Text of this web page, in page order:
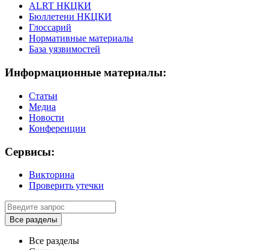
ALRT НКЦКИ
Бюллетени НКЦКИ
Глоссарий
Нормативные материалы
База уязвимостей
Информационные материалы:
Статьи
Медиа
Новости
Конференции
Сервисы:
Викторина
Проверить утечки
Все разделы
Все разделы